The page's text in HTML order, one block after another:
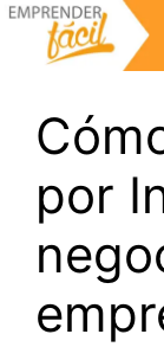
Saltar
por